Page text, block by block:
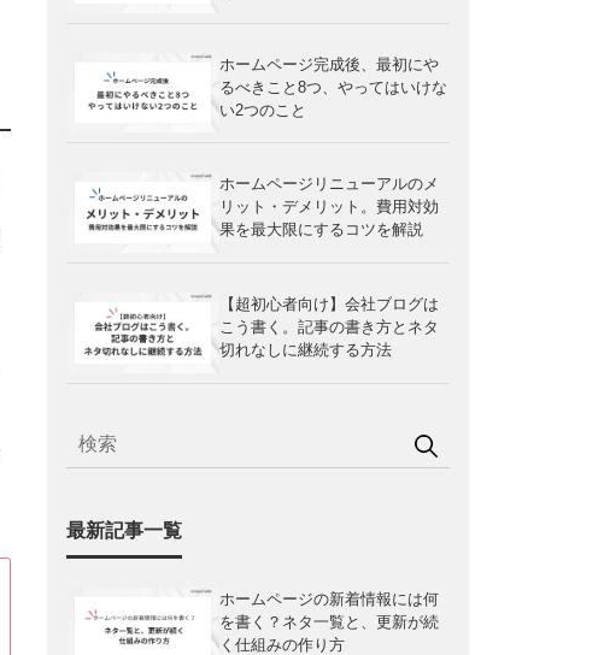
ホームページ完成後、最初にや
るべきこと8つ、やってはいけな
い2つのこと
ホームページリニューアルのメ
リット・デメリット。費用対効
果を最大限にするコツを解説
【超初心者向け】会社ブログは
こう書く。記事の書き方とネタ
切れなしに継続する方法
最新記事一覧
ホームページの新着情報には何
を書く？ネタ一覧と、更新が続
く仕組みの作り方